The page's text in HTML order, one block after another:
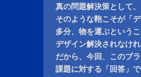
真の問題解決策として、
そのような鞄こそが「
多分、物を運ぶという
デザイン解決されなけ
だから、今回、このブ
課題に対する「回答」で